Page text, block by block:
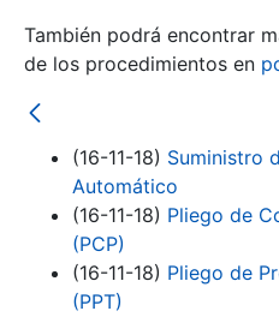
Erakutsi/Ezkutatu
También podrá encontrar
de los procedimientos en
(16-11-18) Suministro
Automático
(16-11-18) Pliego de
(PCP)
(16-11-18) Pliego de
(PPT)